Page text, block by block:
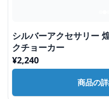
シルバーアクセサリー
クチョーカー
¥2,240
商品の